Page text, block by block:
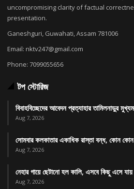
uncompromising clarity of factual
presentation.
Ganeshguri, Guwahati, Assam 781006
Email: nktv247@gmail.com
Phone: 7099055656
টপ স্টোরিজ
বিবাহবিচ্ছেদের আবেদন প্রত্যাহার তামিলনাড়ুর
Aug 7, 2026
সোমবার কলকাতার একাধিক রাস্তা বন্ধ, কোন কোন
Aug 7, 2026
নেহার গায়ে ছেটানো হল কালি, এসবে কিছু এসে যায়
Aug 7, 2026